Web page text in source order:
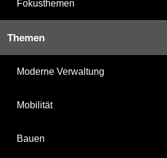
Fokusthemen
Themen
Moderne Verwaltung
Mobilität
Bauen